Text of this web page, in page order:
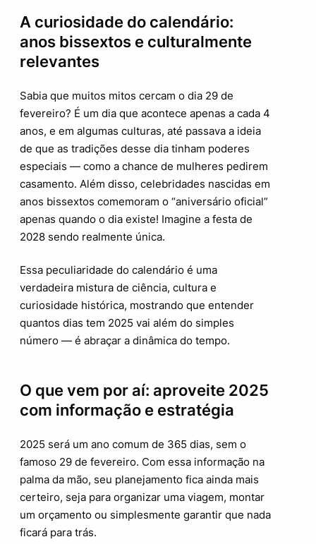
A curiosidade do calendário:
anos bissextos e culturalmente
relevantes
Sabia que muitos mitos cercam o dia 29 de
fevereiro? É um dia que acontece apenas a cada 4
anos, e em algumas culturas, até passava a ideia
de que as tradições desse dia tinham poderes
especiais — como a chance de mulheres pedirem
casamento. Além disso, celebridades nascidas em
anos bissextos comemoram o “aniversário oficial”
apenas quando o dia existe! Imagine a festa de
2028 sendo realmente única.
Essa peculiaridade do calendário é uma
verdadeira mistura de ciência, cultura e
curiosidade histórica, mostrando que entender
quantos dias tem 2025 vai além do simples
número — é abraçar a dinâmica do tempo.
O que vem por aí: aproveite 2025
com informação e estratégia
2025 será um ano comum de 365 dias, sem o
famoso 29 de fevereiro. Com essa informação na
palma da mão, seu planejamento fica ainda mais
certeiro, seja para organizar uma viagem, montar
um orçamento ou simplesmente garantir que nada
ficará para trás.